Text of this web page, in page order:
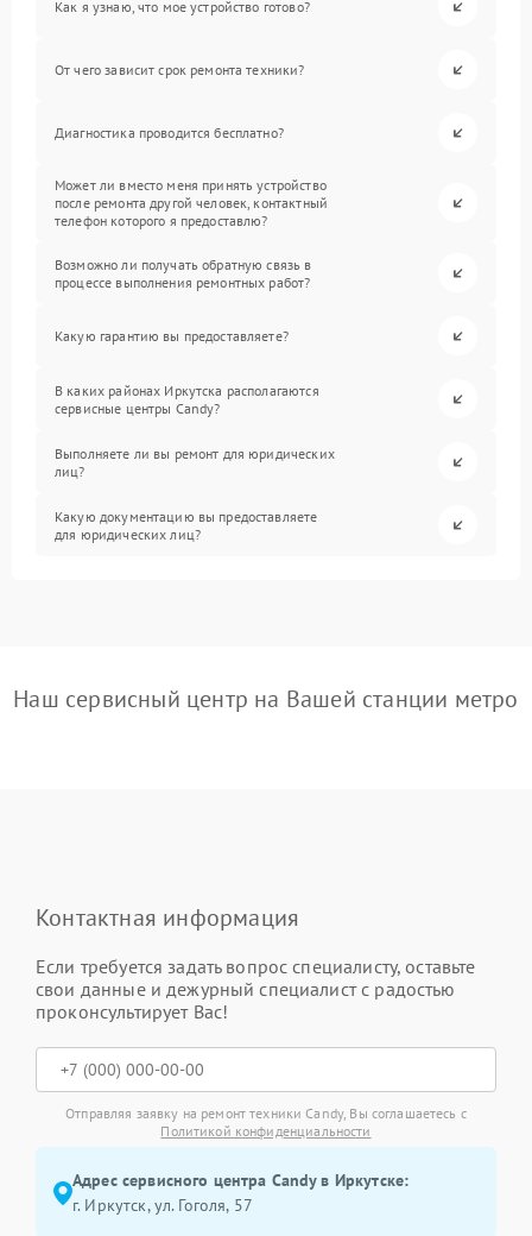
Как я узнаю, что мое устройство готово?
От чего зависит срок ремонта техники?
Диагностика проводится бесплатно?
Может ли вместо меня принять устройство
после ремонта другой человек, контактный
телефон которого я предоставлю?
Возможно ли получать обратную связь в
процессе выполнения ремонтных работ?
Какую гарантию вы предоставляете?
В каких районах Иркутска располагаются
сервисные центры Candy?
Выполняете ли вы ремонт для юридических
лиц?
Какую документацию вы предоставляете
для юридических лиц?
Наш сервисный центр на Вашей станции метро
Контактная информация
Если требуется задать вопрос специалисту, оставьте
свои данные и дежурный специалист с радостью
проконсультирует Вас!
Отправляя заявку на ремонт техники Candy, Вы соглашаетесь с
Политикой конфиденциальности
Адрес сервисного центра Candy в Иркутске:
г. Иркутск, ул. ​Гоголя, 57